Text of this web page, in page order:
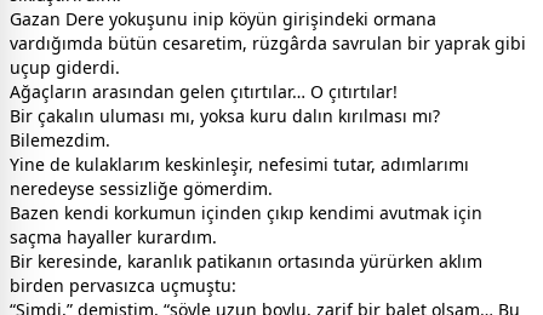
Gazan Dere yokuşunu inip köyün girişindeki ormana
vardığımda bütün cesaretim, rüzgârda savrulan bir yaprak gibi
uçup giderdi.
Ağaçların arasından gelen çıtırtılar… O çıtırtılar!
Bir çakalın uluması mı, yoksa kuru dalın kırılması mı?
Bilemezdim.
Yine de kulaklarım keskinleşir, nefesimi tutar, adımlarımı
neredeyse sessizliğe gömerdim.
Bazen kendi korkumun içinden çıkıp kendimi avutmak için
saçma hayaller kurardım.
Bir keresinde, karanlık patikanın ortasında yürürken aklım
birden pervasızca uçmuştu:
“Şimdi,” demiştim, “şöyle uzun boylu, zarif bir balet olsam… Bu